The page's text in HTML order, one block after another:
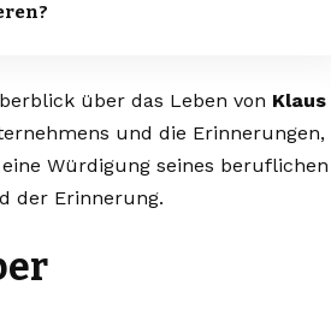
über das Leben von Klaus
und die Erinnerungen,
Würdigung seines beruflichen
der Erinnerung.